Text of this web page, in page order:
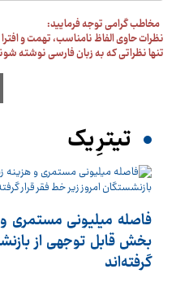
مخاطب گرامی توجه فرمایید:
نظرات حاوی الفاظ نامناسب، تهمت و
تنها نظراتی که به زبان فارسی نوشته
تیترِ یک
فاصله میلیونی مستمری
بخش قابل توجهی از
گرفته‌اند